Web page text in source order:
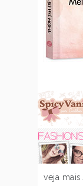
veja mais...